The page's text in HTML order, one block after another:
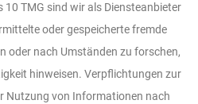
TMG sind wir als Diensteanbieter
oder gespeicherte fremde
oder nach Umständen zu forschen,
hinweisen. Verpflichtungen zur
Nutzung von Informationen nach